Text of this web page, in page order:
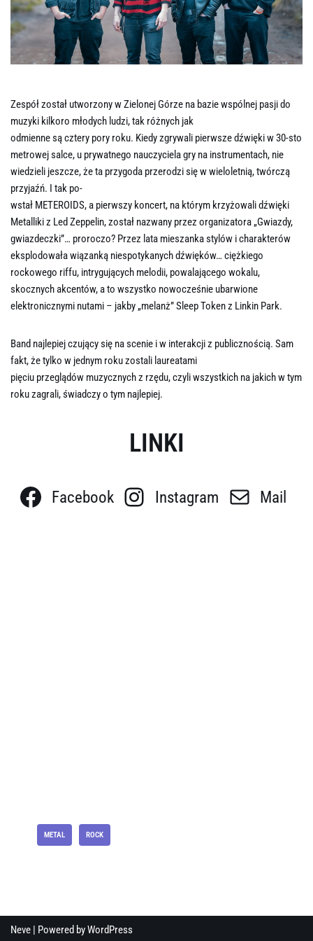
Zespół został utworzony w Zielonej Górze na bazie wspólnej pasji do
muzyki kilkoro młodych ludzi, tak różnych jak
odmienne są cztery pory roku. Kiedy zgrywali pierwsze dźwięki w 30-sto
metrowej salce, u prywatnego nauczyciela gry na instrumentach, nie
wiedzieli jeszcze, że ta przygoda przerodzi się w wieloletnią, twórczą
przyjaźń. I tak po-
wstał METEROIDS, a pierwszy koncert, na którym krzyżowali dźwięki
Metalliki z Led Zeppelin, został nazwany przez organizatora „Gwiazdy,
gwiazdeczki”… proroczo? Przez lata mieszanka stylów i charakterów
eksplodowała wiązanką niespotykanych dźwięków… ciężkiego
rockowego riffu, intrygujących melodii, powalającego wokalu,
skocznych akcentów, a to wszystko nowocześnie ubarwione
elektronicznymi nutami – jakby „melanż” Sleep Token z Linkin Park.
Band najlepiej czujący się na scenie i w interakcji z publicznością. Sam
fakt, że tylko w jednym roku zostali laureatami
pięciu przeglądów muzycznych z rzędu, czyli wszystkich na jakich w tym
roku zagrali, świadczy o tym najlepiej.
LINKI
Facebook Instagram Mail
METAL ROCK
Neve | Powered byWordPress